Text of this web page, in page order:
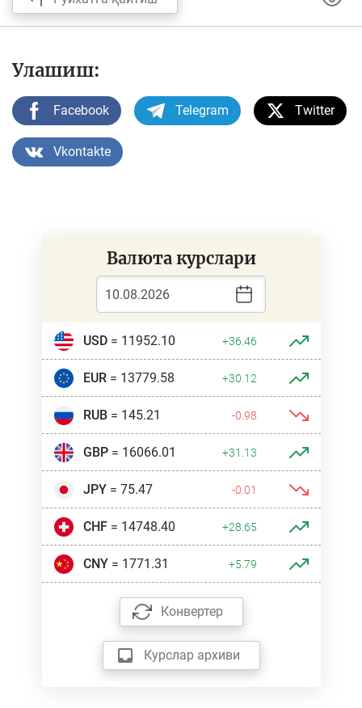
Улашиш:
Facebook Telegram Twitter
Vkontakte
Валюта курслари
USD= 11952.10 +36.46
EUR= 13779.58 +30.12
RUB= 145.21 -0.98
GBP= 16066.01 +31.13
JPY= 75.47 -0.01
CHF= 14748.40 +28.65
CNY= 1771.31 +5.79
Конвертер
Курслар архиви